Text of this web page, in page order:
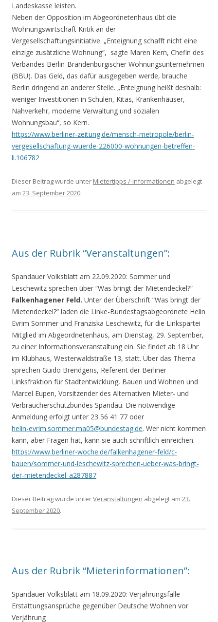
Landeskasse leisten.
Neben der Opposition im Abgeordnetenhaus übt die
Wohnungswirtschaft Kritik an der
Vergesellschaftungsinitiative. „Enteignung schafft nicht eine
einzige zusätzliche Wohnung“, ​ sagte Maren Kern, Chefin des
Verbandes Berlin-Brandenburgischer Wohnungsunternehmen
(BBU). Das Geld, das dafür ausgegeben werde, brauche
Berlin dringend an anderer Stelle. „Enteignung heißt deshalb:
weniger Investitionen in Schulen, Kitas, Krankenhäuser,
Nahverkehr, moderne Verwaltung und sozialen
Wohnungsbau“, so Kern.
https://www.berliner-zeitung.de/mensch-metropole/berlin-
vergesellschaftung-wuerde-226000-wohnungen-betreffen-
li.106782
Dieser Beitrag wurde unter Mietertipps /-informationen abgelegt
am 23. September 2020.
Aus der Rubrik “Veranstaltungen”:
Spandauer Volksblatt am 22.09.2020: Sommer und
Leschewitz sprechen über “Was bringt der Mietendeckel?”
Falkenhagener Feld. Unter der Überschrift “Was bringt der
Mietendeckel?” laden die Linke-Bundestagsabgeordnete Helin
Evrim Sommer und Franziska Leschewitz, für die Linkspartei
Mitglied im Abgeordnetenhaus, am Dienstag, 29. September,
zu einer Informationsveranstaltung ein. Sie findet ab 18 Uhr
im Klubhaus, Westerwaldstraße 13, statt. Über das Thema
sprechen Guido Brendgens, Referent der Berliner
Linksfraktion für Stadtentwicklung, Bauen und Wohnen und
Marcel Eupen, Vorsitzender des Alternativen Mieter- und
Verbraucherschutzbundes Spandau. Die notwendige
Anmeldung erfolgt unter 23 56 41 77 oder
helin-evrim.sommer.ma05@bundestag.de. Wer nicht kommen
kann, aber Fragen hat, kann sie auch schriftlich einreichen.
https://www.berliner-woche.de/falkenhagener-feld/c-
bauen/sommer-und-leschewitz-sprechen-ueber-was-bringt-
der-mietendeckel_a287887
Dieser Beitrag wurde unterVeranstaltungen abgelegt am 23.
September 2020.
Aus der Rubrik “Mieterinformationen”:
Spandauer Volksblatt am 18.09.2020: Verjährungsfalle –
Erstattungsansprüche gegenüber Deutsche Wohnen vor
Verjährung